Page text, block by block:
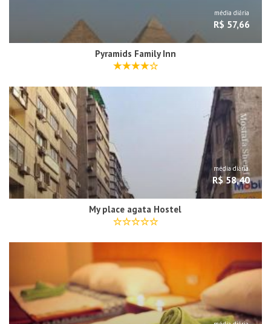
média diária
R$ 57,66
Pyramids Family Inn
média diária
R$ 58,40
My place agata Hostel